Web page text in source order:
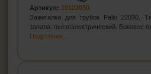
Артикул: 10122030
Зажигалка для трубок Palio 22030.
запала: пьезоэлектрический. Боковое
Подробнее...